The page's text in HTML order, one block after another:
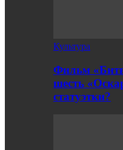
Культура
Фильм
шесть
статуэтки?